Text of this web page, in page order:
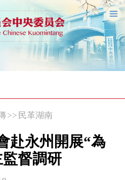
>> 民革湖南
赴永州開展“為
督調研